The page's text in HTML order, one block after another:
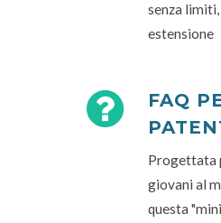
senza
estensione
FAQ
Progettata
giovani al
questa